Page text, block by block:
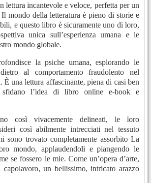
lettura incantevole e veloce, perfetta per un
mondo della letteratura è pieno di storie e
e questo libro è sicuramente uno di loro,
unica sull’esperienza umana e le
mondo globale.
la psiche umana, esplorando le
al comportamento fraudolento nel
una lettura affascinante, piena di casi ben
sfidano l’idea di libro online e-book e
così vivacemente delineati, le loro
così abilmente intrecciati nel tessuto
sono trovato completamente assorbito La
mondo, applaudendoli e piangendo le
se fossero le mie. Come un’opera d’arte,
un bellissimo, intricato arazzo